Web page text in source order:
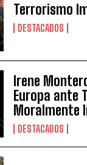
Terrorismo
DESTACADOS
Irene
Europa ante
Moralmente
DESTACADOS